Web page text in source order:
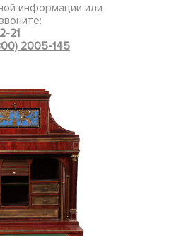
информации или
21
2005-145